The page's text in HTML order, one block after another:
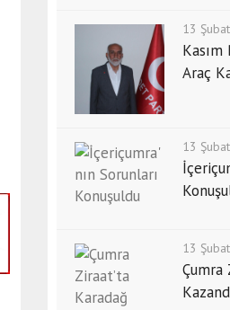
13
Kasım
Araç
13
13
Çumra